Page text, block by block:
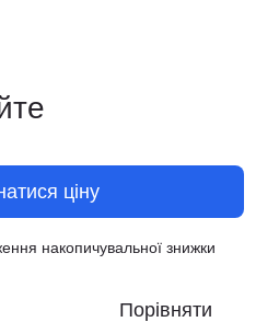
ціну
накопичувальної знижки
Порівняти